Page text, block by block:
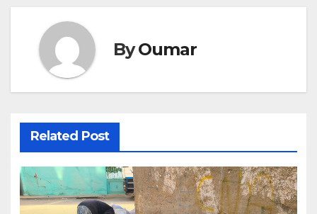
ByOumar
Related Post